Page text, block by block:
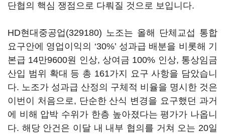
단협의 핵심 쟁점으로 다뤄질 것으로 보입니다.
HD현대중공업(329180) 노조는 올해 단체교섭 통합
요구안에 영업이익의 ‘30%’ 성과급 배분을 비롯해 기
본급 14만9600원 인상, 상여금 100% 인상, 통상임금
산입 범위 확대 등 총 161가지 요구 사항을 담았습니
다. 노조가 성과급 산정의 구체적 비율을 명시한 것은
이번이 처음으로, 단순한 산식 변경을 요구했던 과거
에 비해 압박 수위가 한층 높아졌다는 평가가 나옵니
다. 해당 안건은 이달 내 내부 협의를 거쳐 오는 20일